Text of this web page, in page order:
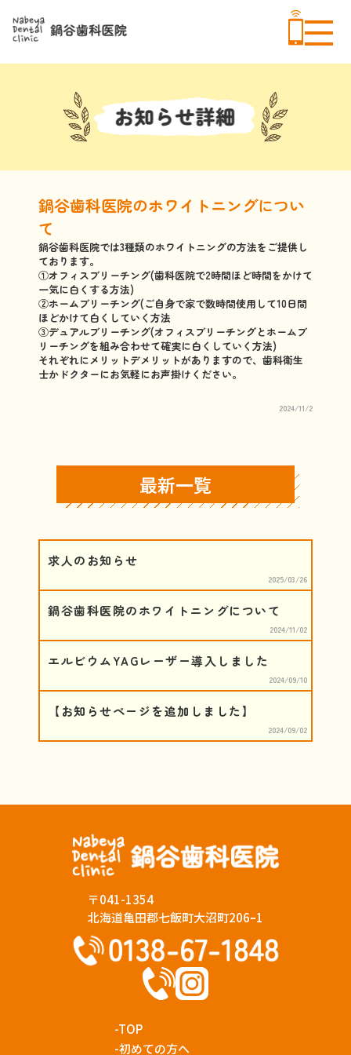
鍋谷歯科医院のホワイトニングについ
て
鍋谷歯科医院では3種類のホワイトニングの方法をご提供し
ております。
①オフィスブリーチング(歯科医院で2時間ほど時間をかけて
一気に白くする方法)
②ホームブリーチング(ご自身で家で数時間使用して10日間
ほどかけて白くしていく方法
③デュアルブリーチング(オフィスブリーチングとホームブ
リーチングを組み合わせて確実に白くしていく方法)
それぞれにメリットデメリットがありますので、歯科衛生
士かドクターにお気軽にお声掛けください。
2024/11/2
最新一覧
求人のお知らせ
2025/03/26
鍋谷歯科医院のホワイトニングについて
2024/11/02
エルビウムYAGレーザー導入しました
2024/09/10
【お知らせページを追加しました】
2024/09/02
〒041-1354
北海道亀田郡七飯町大沼町206ｰ1
-TOP
-初めての方へ